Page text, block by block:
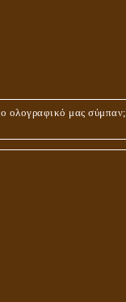
ολογραφικό μας σύμπαν;
ΣΥΝΑΙΣΘΗΜΑ?